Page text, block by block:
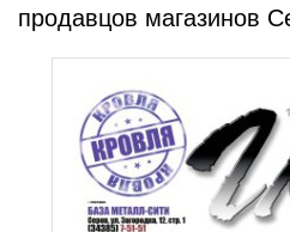
продавцов магазинов